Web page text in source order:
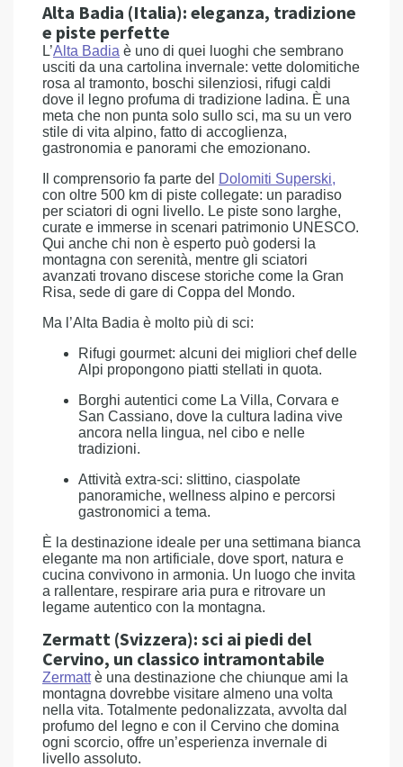
Alta Badia (Italia): eleganza, tradizione
e piste perfette
L’Alta Badia è uno di quei luoghi che sembrano
usciti da una cartolina invernale: vette dolomitiche
rosa al tramonto, boschi silenziosi, rifugi caldi
dove il legno profuma di tradizione ladina. È una
meta che non punta solo sullo sci, ma su un vero
stile di vita alpino, fatto di accoglienza,
gastronomia e panorami che emozionano.
Il comprensorio fa parte del Dolomiti Superski,
con oltre 500 km di piste collegate: un paradiso
per sciatori di ogni livello. Le piste sono larghe,
curate e immerse in scenari patrimonio UNESCO.
Qui anche chi non è esperto può godersi la
montagna con serenità, mentre gli sciatori
avanzati trovano discese storiche come la Gran
Risa, sede di gare di Coppa del Mondo.
Ma l’Alta Badia è molto più di sci:
Rifugi gourmet: alcuni dei migliori chef delle
Alpi propongono piatti stellati in quota.
Borghi autentici come La Villa, Corvara e
San Cassiano, dove la cultura ladina vive
ancora nella lingua, nel cibo e nelle
tradizioni.
Attività extra-sci: slittino, ciaspolate
panoramiche, wellness alpino e percorsi
gastronomici a tema.
È la destinazione ideale per una settimana bianca
elegante ma non artificiale, dove sport, natura e
cucina convivono in armonia. Un luogo che invita
a rallentare, respirare aria pura e ritrovare un
legame autentico con la montagna.
Zermatt (Svizzera): sci ai piedi del
Cervino, un classico intramontabile
Zermattè una destinazione che chiunque ami la
montagna dovrebbe visitare almeno una volta
nella vita. Totalmente pedonalizzata, avvolta dal
profumo del legno e con il Cervino che domina
ogni scorcio, offre un’esperienza invernale di
livello assoluto.